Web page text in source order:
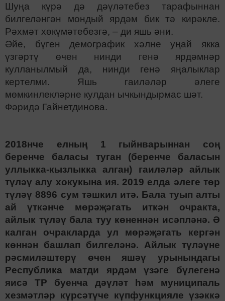
Шуңа күрә дә дәүләтебез тарафыннан
билгеләнгән мондый ярдәм бик тә кирәкле.
Рәхмәт хөкүмәтебезгә, – ди яшь әни.
Әйе, бүген демографик хәлне уңай якка
үзгәртү өчен нинди генә ярдәмнәр
кулланылмый да, нинди генә яңалыклар
кертелми. Яшь гаиләләр әлеге
мөмкинлекләрне кулдан ычкындырмас шәт.
Фәридә Гайнетдинова.
2018нче елның 1 гыйнварыннан соң
беренче баласы туган (беренче баласын
уллыкка-кызлыкка алган) гаиләләр айлык
түләү алу хокукына ия. 2019 елда әлеге төр
түләү 8896 сум тәшкил итә. Бала туып алты
ай үткәнче мөрәҗәгать иткән очракта,
айлык түләү бала туу көненнән исәпләнә. Ә
калган очракларда ул мөрәҗәгать кергән
көннән башлап билгеләнә. Айлык түләүне
рәсмиләштерү өчен яшәү урынындагы
Республика матди ярдәм үзәге бүлегенә
яисә ТР буенча дәүләт һәм муниципаль
хезмәтләр күрсәтүче күпфункцияле үзәккә